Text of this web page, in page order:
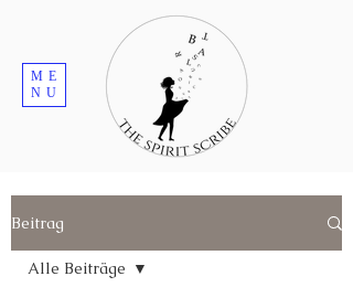
ME
NU
Beitrag
Alle Beiträge